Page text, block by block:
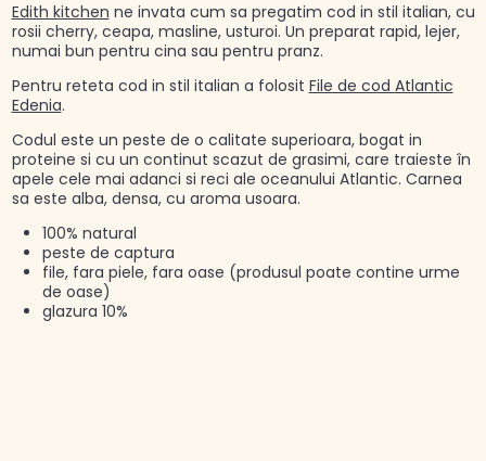
Edith kitchen ne invata cum sa pregatim cod in stil italian, cu
rosii cherry, ceapa, masline, usturoi. Un preparat rapid, lejer,
numai bun pentru cina sau pentru pranz.
Pentru reteta cod in stil italian a folosit File de cod Atlantic
Edenia.
Codul este un peste de o calitate superioara, bogat in
proteine si cu un continut scazut de grasimi, care traieste în
apele cele mai adanci si reci ale oceanului Atlantic. Carnea
sa este alba, densa, cu aroma usoara.
100% natural
peste de captura
file, fara piele, fara oase (produsul poate contine urme
de oase)
glazura 10%